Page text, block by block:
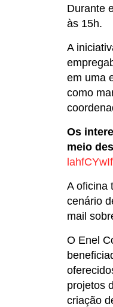
Durante
às 15h.
A
em uma
como
Os
meio
A oficina
cenário
mail
O Enel
projetos
criação